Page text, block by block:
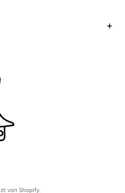
von Shopify.